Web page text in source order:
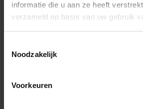
informatie die u aan ze heeft
verzameld op basis van uw gebruik
Noodzakelijk
Voorkeuren